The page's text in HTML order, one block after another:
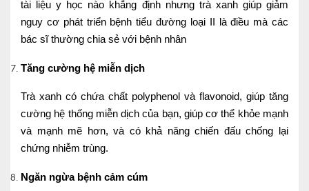
tài liệu y học nào khẳng định nhưng trà xanh giúp giảm
nguy cơ phát triển bệnh tiểu đường loại II là điều mà các
bác sĩ thường chia sẻ với bệnh nhân
Tăng cường hệ miễn dịch
Trà xanh có chứa chất polyphenol và flavonoid, giúp tăng
cường hệ thống miễn dịch của bạn, giúp cơ thể khỏe mạnh
và mạnh mẽ hơn, và có khả năng chiến đấu chống lại
chứng nhiễm trùng.
Ngăn ngừa bệnh cảm cúm